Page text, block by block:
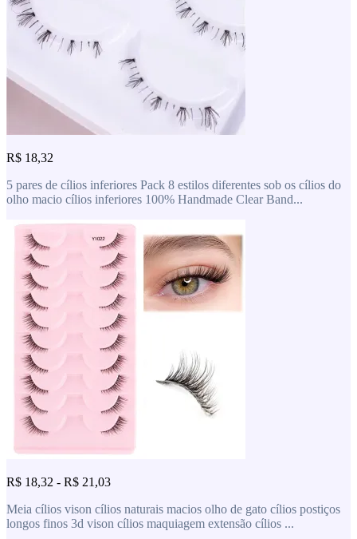
R$ 18,32
5 pares de cílios inferiores Pack 8 estilos diferentes sob os cílios do
olho macio cílios inferiores 100% Handmade Clear Band...
R$ 18,32 - R$ 21,03
Meia cílios vison cílios naturais macios olho de gato cílios postiços
longos finos 3d vison cílios maquiagem extensão cílios ...